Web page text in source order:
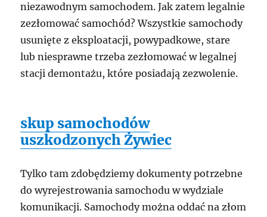
niezawodnym samochodem. Jak zatem legalnie
zezłomować samochód? Wszystkie samochody
usunięte z eksploatacji, powypadkowe, stare
lub niesprawne trzeba zezłomować w legalnej
stacji demontażu, które posiadają zezwolenie.
skup samochodów
uszkodzonych Żywiec
Tylko tam zdobędziemy dokumenty potrzebne
do wyrejestrowania samochodu w wydziale
komunikacji. Samochody można oddać na złom